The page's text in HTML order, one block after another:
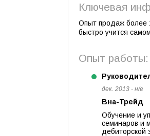
Ключевая
Опыт продаж более
быстро учится
Опыт работы:
дек. 2013 - н/в
Вна-Трейд
Обучение и
семинаров и
дебиторской